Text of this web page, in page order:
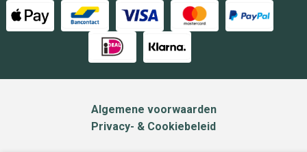
Algemene voorwaarden
Privacy- & Cookiebeleid